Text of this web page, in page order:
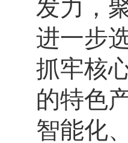
发力，
进一步
抓牢核
的特色
智能化